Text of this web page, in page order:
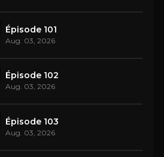
Épisode 101
Aug. 03, 2026
Épisode 102
Aug. 03, 2026
Épisode 103
Aug. 03, 2026